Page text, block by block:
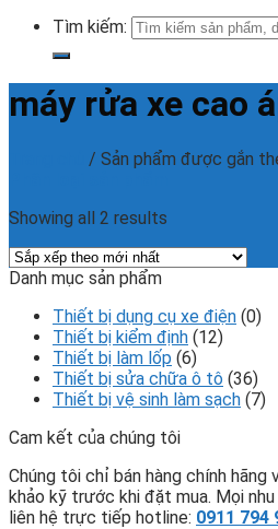
Tìm kiếm:
máy rửa xe cao
/ Sản phẩm được gắn
Showing all 2 results
Danh mục sản phẩm
Thiết bị dụng cụ xe điện (0)
Thiết bị kiểm định (12)
Thiết bị làm lốp (6)
Thiết bị sửa chữa ô tô (36)
Thiết bị vệ sinh làm sạch (7)
Cam kết của chúng tôi
Chúng tôi chỉ bán hàng chính hãng
khảo kỹ trước khi đặt mua. Mọi
liên hệ trực tiếp hotline: 0911 794